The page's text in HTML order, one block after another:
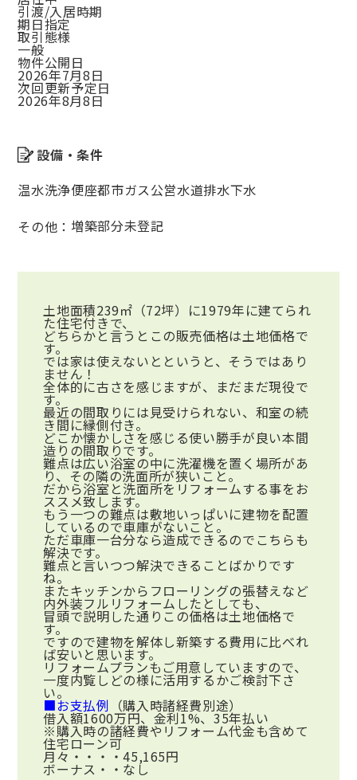
引渡/入居時期
期日指定
取引態様
一般
物件公開日
2026年7月8日
次回更新予定日
2026年8月8日
設備・条件
温水洗浄便座都市ガス公営水道排水下水
その他： 増築部分未登記
土地面積239㎡（72坪）に1979年に建てられ
た住宅付きで、
どちらかと言うとこの販売価格は土地価格で
す。
では家は使えないとというと、そうではあり
ません！
全体的に古さを感じますが、まだまだ現役で
す。
最近の間取りには見受けられない、和室の続
き間に縁側付き。
どこか懐かしさを感じる使い勝手が良い本間
造りの間取りです。
難点は広い浴室の中に洗濯機を置く場所があ
り、その隣の洗面所が狭いこと。
だから浴室と洗面所をリフォームする事をお
ススメ致します。
もう一つの難点は敷地いっぱいに建物を配置
しているので車庫がないこと。
ただ車庫一台分なら造成できるのでこちらも
解決です。
難点と言いつつ解決できることばかりです
ね。
またキッチンからフローリングの張替えなど
内外装フルリフォームしたとしても、
冒頭で説明した通りこの価格は土地価格で
す。
ですので建物を解体し新築する費用に比べれ
ば安いと思います。
リフォームプランもご用意していますので、
一度内覧しどの様に活用するかご検討下さ
い。
■お支払例 （購入時諸経費別途）
借入額1600万円、金利1%、35年払い
※購入時の諸経費やリフォーム代金も含めて
住宅ローン可
月々・・・・45,165円
ボーナス・・なし